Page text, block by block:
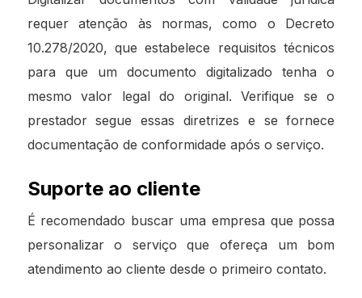
requer atenção às normas, como o Decreto
10.278/2020, que estabelece requisitos técnicos
para que um documento digitalizado tenha o
mesmo valor legal do original. Verifique se o
prestador segue essas diretrizes e se fornece
documentação de conformidade após o serviço.
Suporte ao cliente
É recomendado buscar uma empresa que possa
personalizar o serviço que ofereça um bom
atendimento ao cliente desde o primeiro contato.